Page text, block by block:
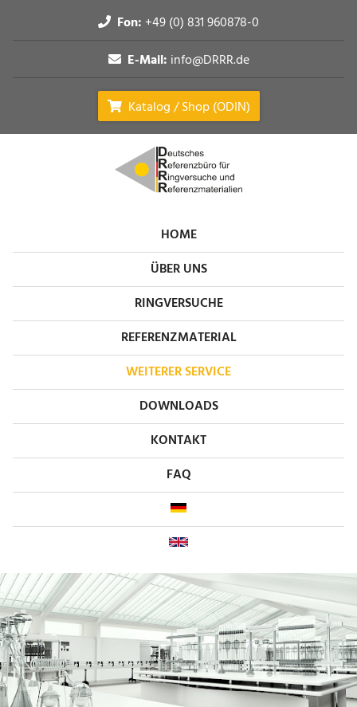
Fon: +49 (0) 831 960878-0
E-Mail: info@DRRR.de
Katalog / Shop (ODIN)
HOME
ÜBER UNS
RINGVERSUCHE
REFERENZMATERIAL
WEITERER SERVICE
DOWNLOADS
KONTAKT
FAQ